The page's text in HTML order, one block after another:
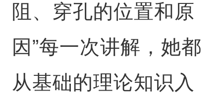
阻、穿孔的位置和原
因”每一次讲解，她都
从基础的理论知识入